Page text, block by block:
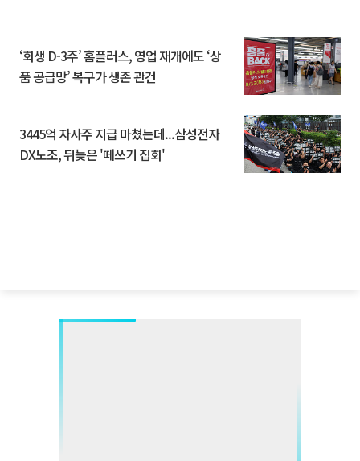
‘회생 D-3주’ 홈플러스, 영업 재개에도 ‘상
품 공급망’ 복구가 생존 관건
3445억 자사주 지급 마쳤는데...삼성전자
DX노조, 뒤늦은 '떼쓰기 집회'